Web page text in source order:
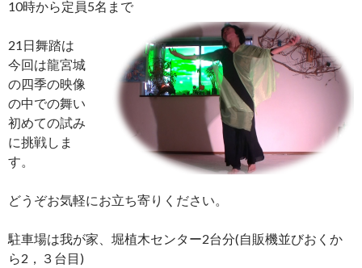
10時から定員5名まで
21日舞踏は
今回は龍宮城
の四季の映像
の中での舞い
初めての試み
に挑戦しま
す。
どうぞお気軽にお立ち寄りください。
駐車場は我が家、堀植木センター2台分(自販機並びおくか
ら2，３台目)